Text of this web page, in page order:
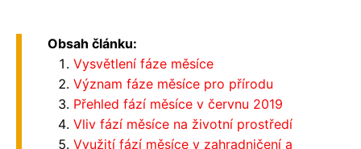
Obsah článku:
Vysvětlení fáze měsíce
Význam fáze měsíce pro přírodu
Přehled fází měsíce v červnu 2019
Vliv fází měsíce na životní prostředí
Využití fází měsíce v zahradničení a